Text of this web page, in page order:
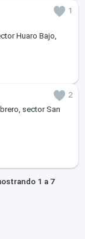
1
Huaro Bajo,
2
sector San
1 a 7